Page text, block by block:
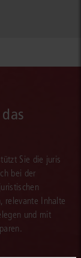
Sie die juris
bei der
relevante Inhalte
und mit